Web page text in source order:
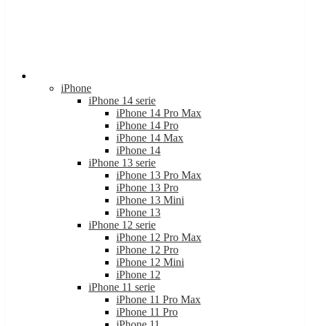
iPhone
iPhone 14 serie
iPhone 14 Pro Max
iPhone 14 Pro
iPhone 14 Max
iPhone 14
iPhone 13 serie
iPhone 13 Pro Max
iPhone 13 Pro
iPhone 13 Mini
iPhone 13
iPhone 12 serie
iPhone 12 Pro Max
iPhone 12 Pro
iPhone 12 Mini
iPhone 12
iPhone 11 serie
iPhone 11 Pro Max
iPhone 11 Pro